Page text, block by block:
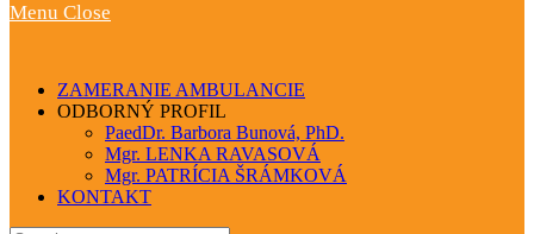
Menu Close
ZAMERANIE AMBULANCIE
ODBORNÝ PROFIL
PaedDr. Barbora Bunová, PhD.
Mgr. LENKA RAVASOVÁ
Mgr. PATRÍCIA ŠRÁMKOVÁ
KONTAKT